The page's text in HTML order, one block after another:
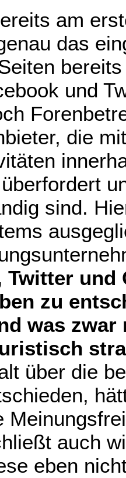
am
das
und
die
sind.
Twitter
zu
was
über die
auch
eben